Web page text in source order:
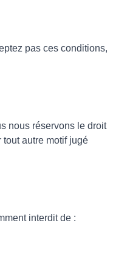
pas ces conditions,
nous réservons le droit
autre motif jugé
interdit de :